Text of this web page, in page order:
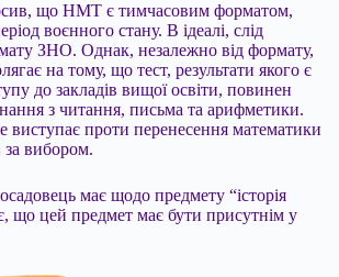
що НМТ є тимчасовим форматом,
воєнного стану. В ідеалі, слід
ЗНО. Однак, незалежно від формату,
на тому, що тест, результати якого є
до закладів вищої освіти, повинен
з читання, письма та арифметики.
виступає проти перенесення математики
за вибором.
має щодо предмету “історія
що цей предмет має бути присутнім у